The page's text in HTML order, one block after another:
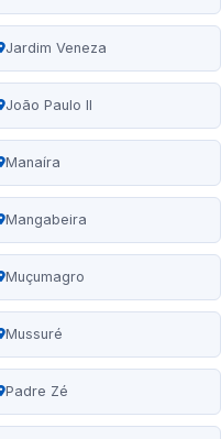
Jardim Veneza
João Paulo II
Manaíra
Mangabeira
Muçumagro
Mussuré
Padre Zé